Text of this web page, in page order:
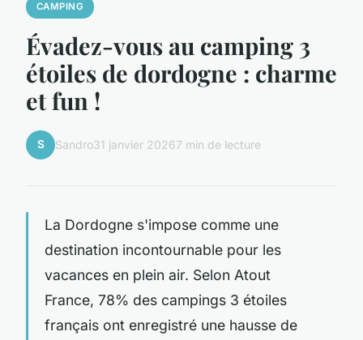
CAMPING
Évadez-vous au camping 3
étoiles de dordogne : charme
et fun !
S Sandro31 janvier 20267 min de lecture
La Dordogne s'impose comme une
destination incontournable pour les
vacances en plein air. Selon Atout
France, 78% des campings 3 étoiles
français ont enregistré une hausse de